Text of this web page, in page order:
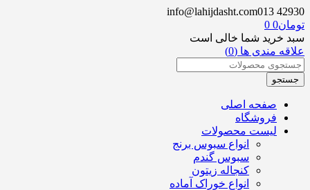
info@lahijdasht.com013 42930
تومان0
0
سبد خرید شما خالی است
علاقه مندی ها (0)
صفحه اصلی
فروشگاه
لیست محصولات
انواع سبوس برنج
سبوس گندم
کنجاله زیتون
انواع خوراک آماده